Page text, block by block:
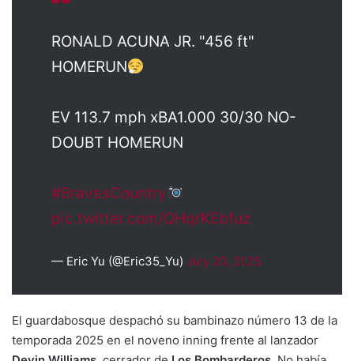
RONALD ACUNA JR. "456 ft"
HOMERUN
EV 113.7 mph xBA1.000 30/30 NO-
DOUBT HOMERUN
#BravesCountry
pic.twitter.com/QHqrKEbfuz
— Eric Yu (@Eric35_Yu) July 20, 2025
El guardabosque despachó su bambinazo número 13 de la
temporada 2025 en el noveno inning frente al lanzador